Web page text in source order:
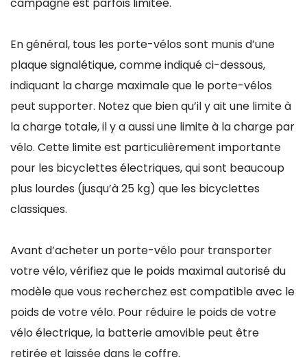
En général, tous les porte-vélos sont munis d’une
plaque signalétique, comme indiqué ci-dessous,
indiquant la charge maximale que le porte-vélos
peut supporter. Notez que bien qu’il y ait une limite à
la charge totale, il y a aussi une limite à la charge par
vélo. Cette limite est particulièrement importante
pour les bicyclettes électriques, qui sont beaucoup
plus lourdes (jusqu’à 25 kg) que les bicyclettes
classiques.
Avant d’acheter un porte-vélo pour transporter
votre vélo, vérifiez que le poids maximal autorisé du
modèle que vous recherchez est compatible avec le
poids de votre vélo. Pour réduire le poids de votre
vélo électrique, la batterie amovible peut être
retirée et laissée dans le coffre.